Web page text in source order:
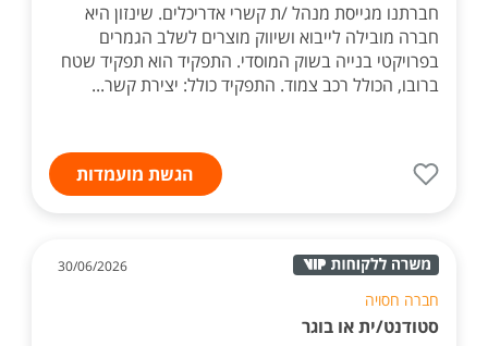
חברתנו מגייסת מנהל /ת קשרי אדריכלים. שינזון היא
חברה מובילה לייבוא ושיווק מוצרים לשלב הגמרים
בפרויקטי בנייה בשוק המוסדי. התפקיד הוא תפקיד שטח
ברובו, הכולל רכב צמוד. התפקיד כולל: יצירת קשר...
הגשת מועמדות
30/06/2026
חברה חסויה
סטודנט/ית או בוגר